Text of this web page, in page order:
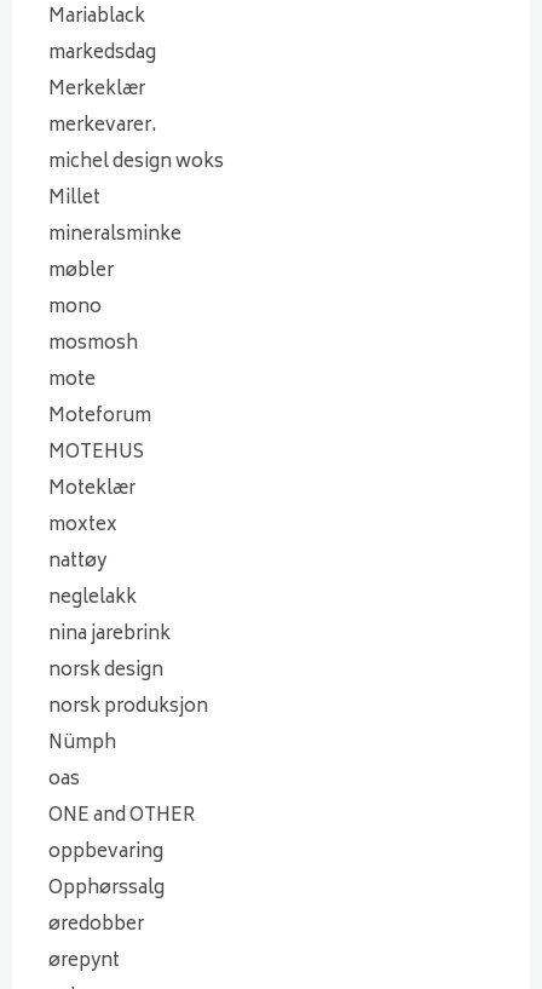
Mariablack
markedsdag
Merkeklær
merkevarer.
michel design woks
Millet
mineralsminke
møbler
mono
mosmosh
mote
Moteforum
MOTEHUS
Moteklær
moxtex
nattøy
neglelakk
nina jarebrink
norsk design
norsk produksjon
Nümph
oas
ONE and OTHER
oppbevaring
Opphørssalg
øredobber
ørepynt